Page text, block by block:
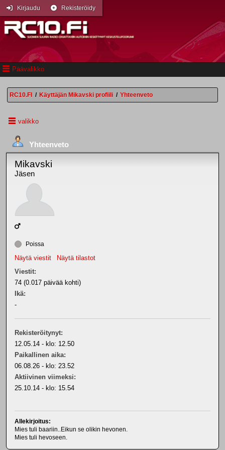
Päävalikko
Kirjaudu Rekisteröidy
RC10.FI / Käyttäjän Mikavski profiili / Yhteenveto
valikko
Yhteenveto
Mikavski
Jäsen
Poissa
Näytä viestit
Näytä tilastot
Viestit:
74 (0.017 päivää kohti)
Ikä:
-
Rekisteröitynyt:
12.05.14 - klo: 12.50
Paikallinen aika:
06.08.26 - klo: 23.52
Aktiivinen viimeksi:
25.10.14 - klo: 15.54
Allekirjoitus:
Mies tuli baariin..Eikun se olikin hevonen.
Mies tuli hevoseen.